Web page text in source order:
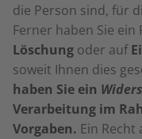
die Person sind, für
Ferner haben Sie ein
Löschung oder auf
soweit Ihnen dies
haben Sie ein
Verarbeitung im
Vorgaben. Ein Recht